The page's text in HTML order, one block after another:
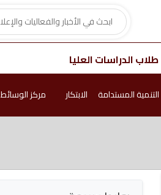
طلاب الدراسات العليا
التنمية المستدامة الابتكار مركز الوسائط